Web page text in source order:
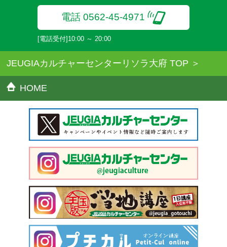
電話 0562-45-4971
[電話受付]10:00 ～ 20:00
JEUGIAカルチャーセンターリソラ大府 TOP
HOME